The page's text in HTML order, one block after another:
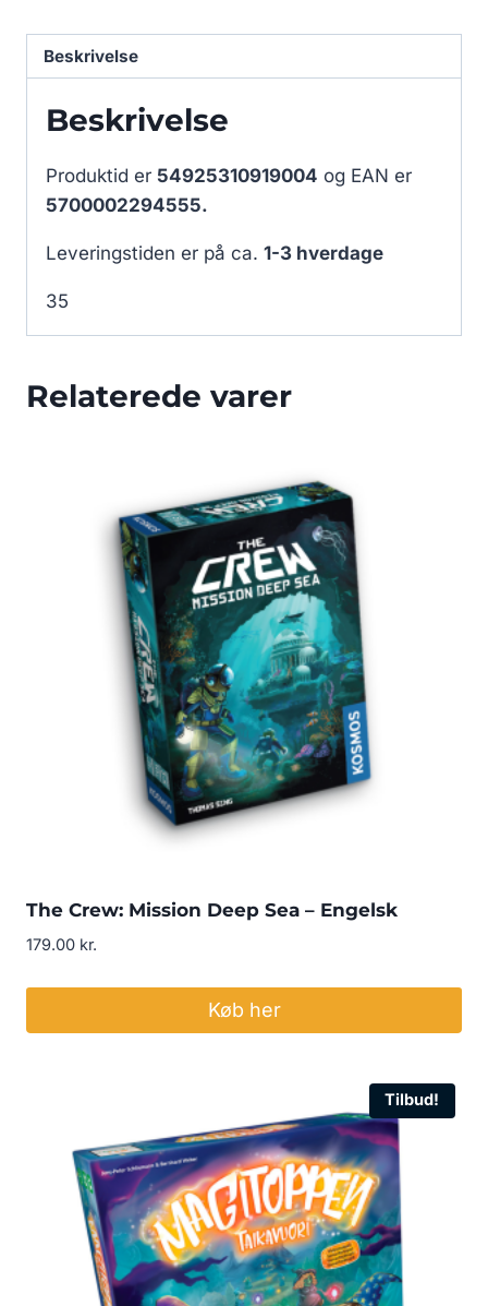
Beskrivelse
Beskrivelse
Produktid er 54925310919004 og EAN er
5700002294555.
Leveringstiden er på ca. 1-3 hverdage
35
Relaterede varer
The Crew: Mission Deep Sea – Engelsk
179.00 kr.
Køb her
Tilbud!